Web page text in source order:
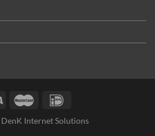
DenK Internet Solutions